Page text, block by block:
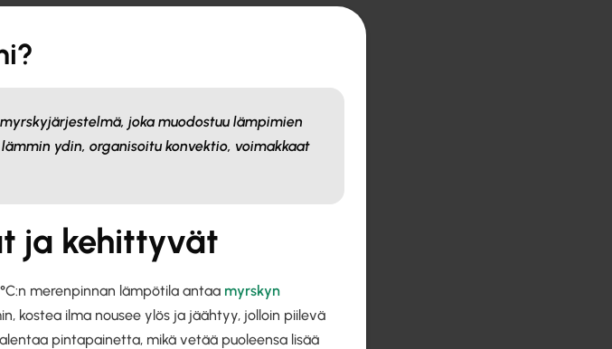
joka muodostuu lämpimien
ydin, organisoitu konvektio, voimakkaat
ja kehittyvät
merenpinnan lämpötila antaa myrskyn
kostea ilma nousee ylös ja jäähtyy, jolloin piilevä
pintapainetta, mikä vetää puoleensa lisää